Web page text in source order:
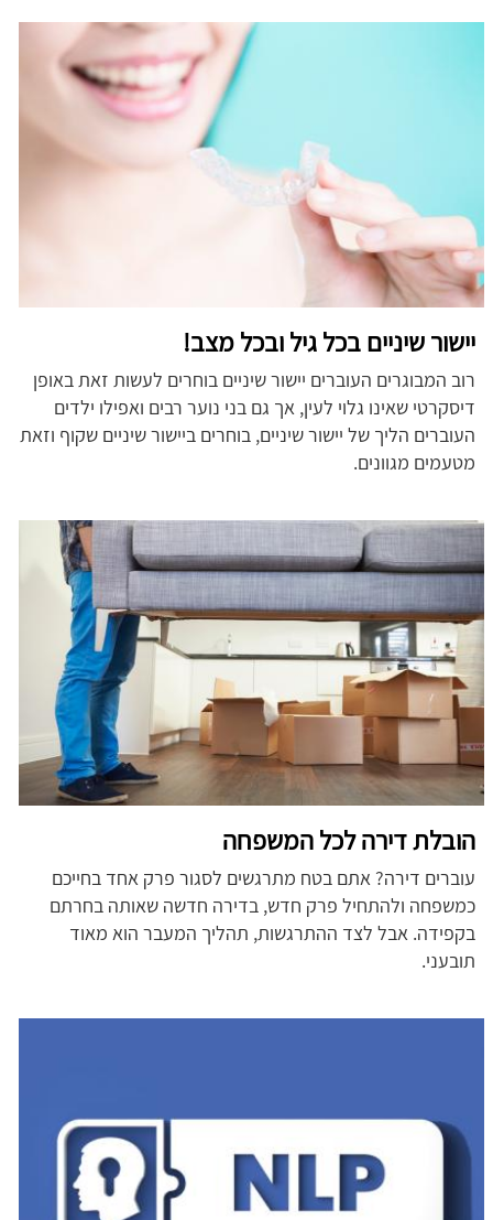
יישור שיניים בכל גיל ובכל מצב!
רוב המבוגרים העוברים יישור שיניים בוחרים לעשות זאת באופן
דיסקרטי שאינו גלוי לעין, אך גם בני נוער רבים ואפילו ילדים
העוברים הליך של יישור שיניים, בוחרים ביישור שיניים שקוף וזאת
מטעמים מגוונים.
הובלת דירה לכל המשפחה
עוברים דירה? אתם בטח מתרגשים לסגור פרק אחד בחייכם
כמשפחה ולהתחיל פרק חדש, בדירה חדשה שאותה בחרתם
בקפידה. אבל לצד ההתרגשות, תהליך המעבר הוא מאוד
תובעני.